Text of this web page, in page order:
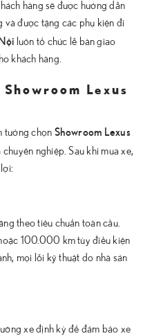
hàng sẽ được hướng dẫn
và được tặng các phụ kiện đi
luôn tổ chức lễ bàn giao
khách hàng.
Lexus
tưởng chọn Showroom Lexus
nghiệp. Sau khi mua xe,
theo tiêu chuẩn toàn cầu.
100.000 km tùy điều kiện
mọi lỗi kỹ thuật do nhà sản
xe định kỳ để đảm bảo xe